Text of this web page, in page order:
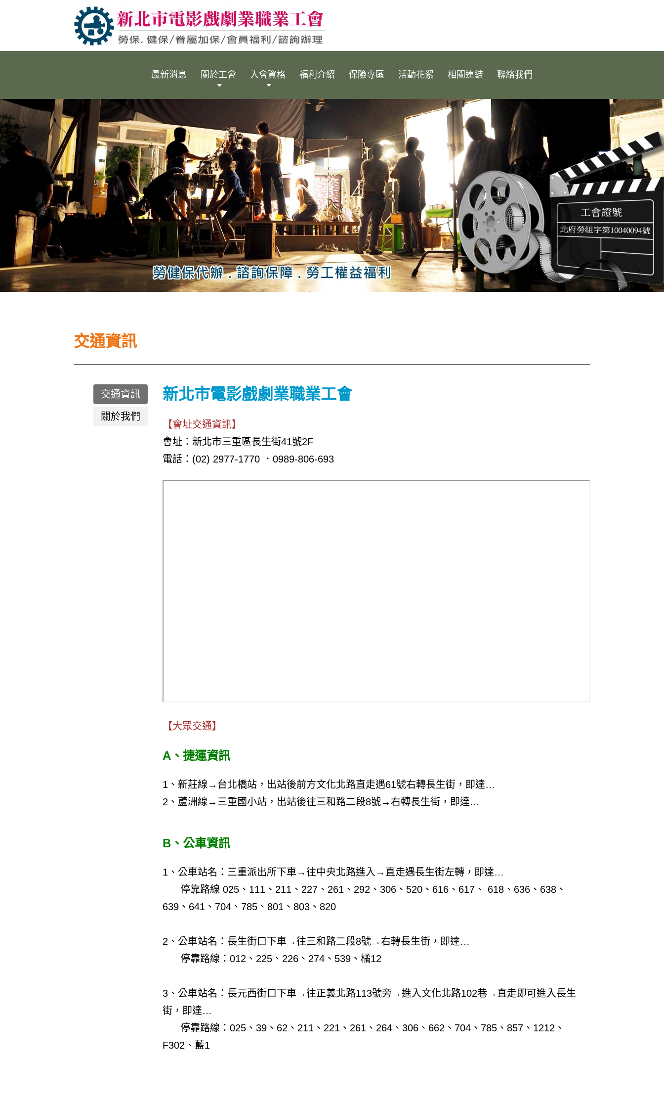
最新消息 關於工會 入會資格 福利介紹 保險專區 活動花絮 相關連結 聯絡我們
交通資訊
交通資訊
關於我們
新北市電影戲劇業職業工會
【會址交通資訊】
會址：新北市三重區長生街41號2F
電話：(02) 2977-1770 ．0989-806-693
【大眾交通】
A、捷運資訊
1、新莊線→台北橋站，出站後前方文化北路直走遇61號右轉長生街，即達…
2、蘆洲線→三重國小站，出站後往三和路二段8號→右轉長生街，即達…
B、公車資訊
1、公車站名：三重派出所下車→往中央北路進入→直走遇長生街左轉，即達…
停靠路線 025、111、211、227、261、292、306、520、616、617、 618、636、638、
639、641、704、785、801、803、820
2、公車站名：長生街口下車→往三和路二段8號→右轉長生街，即達…
停靠路線：012、225、226、274、539、橘12
3、公車站名：長元西街口下車→往正義北路113號旁→進入文化北路102巷→直走即可進入長生
街，即達…
停靠路線：025、39、62、211、221、261、264、306、662、704、785、857、1212、
F302、藍1